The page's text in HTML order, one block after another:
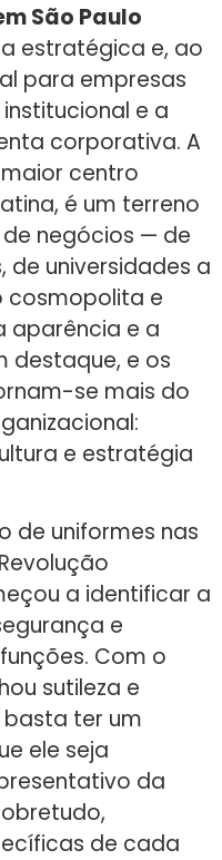
São Paulo
estratégica e, ao
para empresas
e a
corporativa. A
centro
é um terreno
negócios — de
de universidades a
cosmopolita e
aparência e a
destaque, e os
se mais do
e estratégia
de uniformes nas
a identificar a
e
Com o
sutileza e
basta ter um
ele seja
da
de cada